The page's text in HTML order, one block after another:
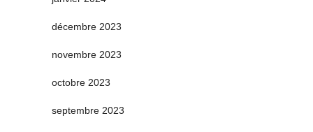
décembre 2023
novembre 2023
octobre 2023
septembre 2023